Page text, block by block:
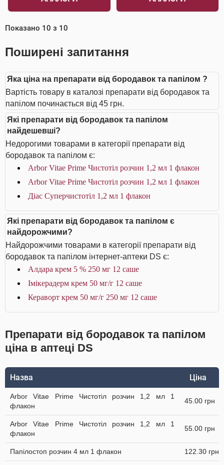
Показано 10 з 10
Поширені запитання
Яка ціна на препарати від бородавок та папілом ?
Вартість товару в каталозі препарати від бородавок та
папілом починається від 45 грн.
Які препарати від бородавок та папілом
найдешевші?
Недорогими товарами в категорії препарати від
бородавок та папілом є:
Arbor Vitae Prime Чистотіл розчин 1,2 мл 1 флакон
Arbor Vitae Prime Чистотіл розчин 1,2 мл 1 флакон
Діас Суперчистотіл 1,2 мл 1 флакон
Які препарати від бородавок та папілом є
найдорожчими?
Найдорожчими товарами в категорії препарати від
бородавок та папілом інтернет-аптеки DS є:
Алдара крем 5 % 250 мг 12 саше
Імікерадерм крем 50 мг/г 12 саше
Кераворт крем 50 мг/г 250 мг 12 саше
Препарати від бородавок та папілом
ціна в аптеці DS
Назва Ціна
Arbor Vitae Prime Чистотіл розчин 1,2 мл 1
флакон
45.00 грн
Arbor Vitae Prime Чистотіл розчин 1,2 мл 1
флакон
55.00 грн
Папілостоп розчин 4 мл 1 флакон 122.30 грн